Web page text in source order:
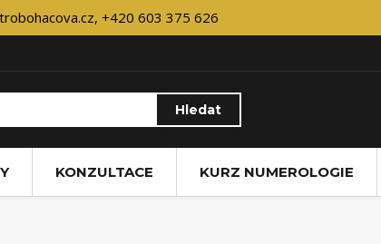
+420 603 375 626
Hledat
KONZULTACE KURZ NUMEROLOGIE